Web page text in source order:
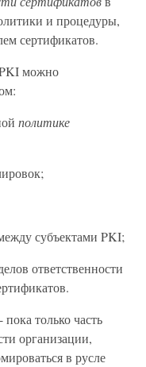
и процедуры,
сертификатов.
можно
политике
субъектами PKI;
ответственности
только часть
организации,
в русле